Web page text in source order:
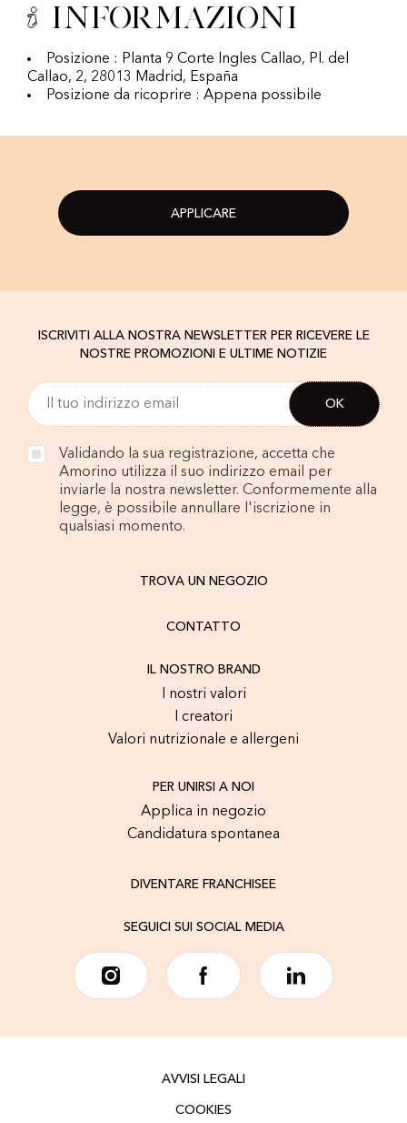
Informazioni
Posizione : Planta 9 Corte Ingles Callao, Pl. del
Callao, 2, 28013 Madrid, España
Posizione da ricoprire : Appena possibile
APPLICARE
ISCRIVITI ALLA NOSTRA NEWSLETTER PER RICEVERE LE
NOSTRE PROMOZIONI E ULTIME NOTIZIE
Validando la sua registrazione, accetta che
Amorino utilizza il suo indirizzo email per
inviarle la nostra newsletter. Conformemente alla
legge, è possibile annullare l'iscrizione in
qualsiasi momento.
TROVA UN NEGOZIO
CONTATTO
IL NOSTRO BRAND
I nostri valori
I creatori
Valori nutrizionale e allergeni
PER UNIRSI A NOI
Applica in negozio
Candidatura spontanea
DIVENTARE FRANCHISEE
SEGUICI SUI SOCIAL MEDIA
AVVISI LEGALI
COOKIES